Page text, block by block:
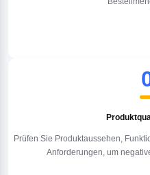
Prüfen Sie Produktaussehen,
Anforderungen, um